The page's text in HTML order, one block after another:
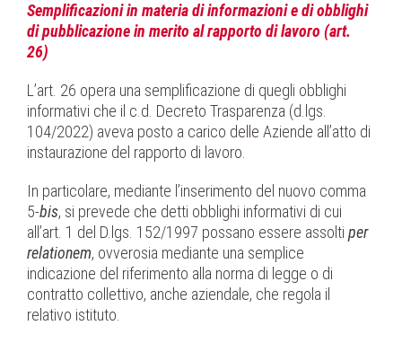
Semplificazioni in materia di informazioni e di obblighi
di pubblicazione in merito al rapporto di lavoro (art.
26)
L’art. 26 opera una semplificazione di quegli obblighi
informativi che il c.d. Decreto Trasparenza (d.lgs.
104/2022) aveva posto a carico delle Aziende all’atto di
instaurazione del rapporto di lavoro.
In particolare, mediante l’inserimento del nuovo comma
5-bis, si prevede che detti obblighi informativi di cui
all’art. 1 del D.lgs. 152/1997 possano essere assolti per
relationem, ovverosia mediante una semplice
indicazione del riferimento alla norma di legge o di
contratto collettivo, anche aziendale, che regola il
relativo istituto.